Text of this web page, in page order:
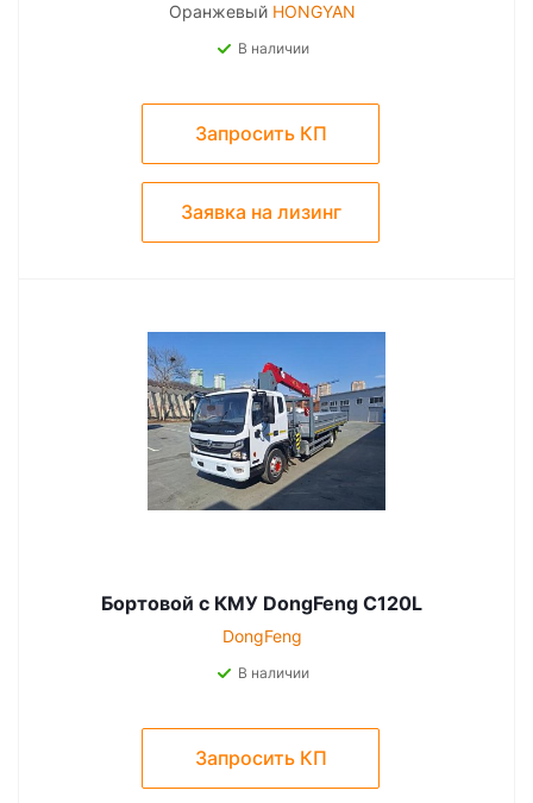
Оранжевый HONGYAN
В наличии
Запросить КП
Заявка на лизинг
Бортовой с КМУ DongFeng C120L
DongFeng
В наличии
Запросить КП